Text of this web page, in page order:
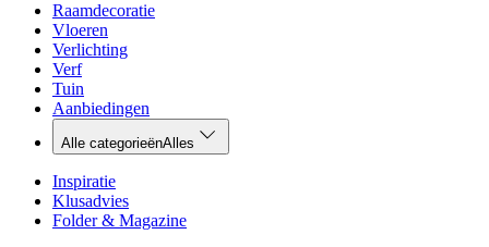
Raamdecoratie
Vloeren
Verlichting
Verf
Tuin
Aanbiedingen
Alle categorieënAlles
Inspiratie
Klusadvies
Folder & Magazine